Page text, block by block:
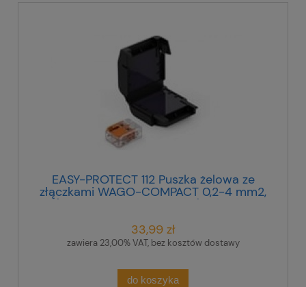
EASY-PROTECT 112 Puszka żelowa ze
złączkami WAGO-COMPACT 0,2-4 mm2,
(1 złączka 2-przewodowa), 407858
33,99 zł
zawiera 23,00% VAT, bez kosztów dostawy
do koszyka